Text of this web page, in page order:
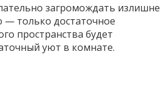
загромождать излишне
— только достаточное
пространства будет
уют в комнате.